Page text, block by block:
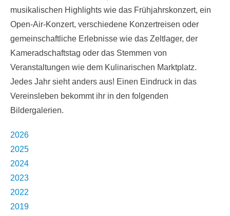
musikalischen Highlights wie das Frühjahrskonzert, ein
Open-Air-Konzert, verschiedene Konzertreisen oder
gemeinschaftliche Erlebnisse wie das Zeltlager, der
Kameradschaftstag oder das Stemmen von
Veranstaltungen wie dem Kulinarischen Marktplatz.
Jedes Jahr sieht anders aus! Einen Eindruck in das
Vereinsleben bekommt ihr in den folgenden
Bildergalerien.
2026
2025
2024
2023
2022
2019